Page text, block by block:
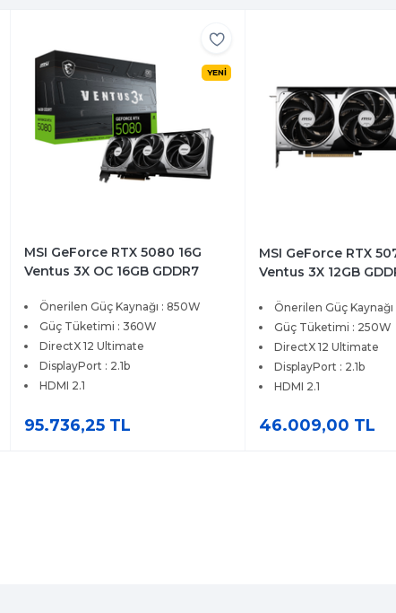
YENİ
MSI GeForce RTX 5080 16G
Ventus 3X OC 16GB GDDR7
1xHDMI) Ekran Kartı
Önerilen Güç Kaynağı : 850W
Güç Tüketimi : 360W
DirectX 12 Ultimate
DisplayPort : 2.1b
HDMI 2.1
95.736,25 TL
MSI GeForce RTX
Ventus 3X 12GB
Ekran Kartı
Önerilen Güç
Güç Tüketimi : 250W
DirectX 12 Ultimate
DisplayPort : 2.1b
HDMI 2.1
46.009,00 TL